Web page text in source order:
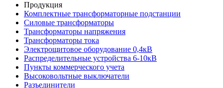
Продукция
Комплектные трансформаторные подстанции
Силовые трансформаторы
Трансформаторы напряжения
Трансформаторы тока
Электрощитовое оборудование 0,4кВ
Распределительные устройства 6-10кВ
Пункты коммерческого учета
Высоковольтные выключатели
Разъединители